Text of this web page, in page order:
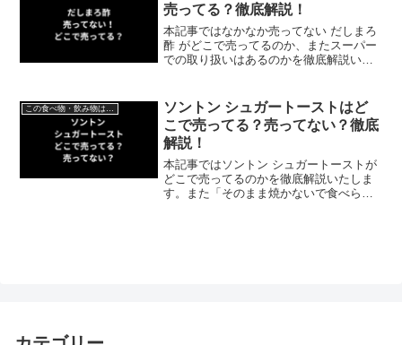
売ってる？徹底解説！
本記事ではなかなか売ってない だしまろ
酢 がどこで売ってるのか、またスーパー
での取り扱いはあるのかを徹底解説いた
この食べ物・飲み物はどこで売ってる？
ソントン シュガートーストはど
こで売ってる？売ってない？徹底
解説！
本記事ではソントン シュガートーストが
どこで売ってるのかを徹底解説いたしま
す。また「そのまま焼かないで食べられ